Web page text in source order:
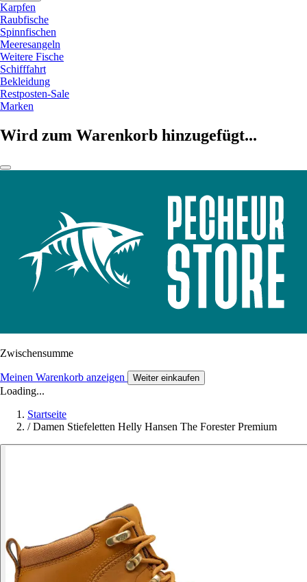
Karpfen
Raubfische
Spinnfischen
Meeresangeln
Weitere Fische
Schifffahrt
Bekleidung
Restposten-Sale
Marken
Wird zum Warenkorb hinzugefügt...
Zwischensumme
Meinen Warenkorb anzeigen Weiter einkaufen
Loading...
Startseite
/ Damen Stiefeletten Helly Hansen The Forester Premium